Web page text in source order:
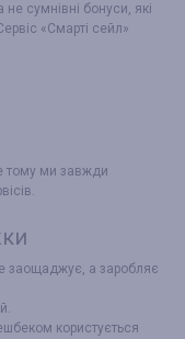
сумнівні бонуси, які
«Смарті сейл»
тому ми завжди
заощаджує, а заробляє
користується